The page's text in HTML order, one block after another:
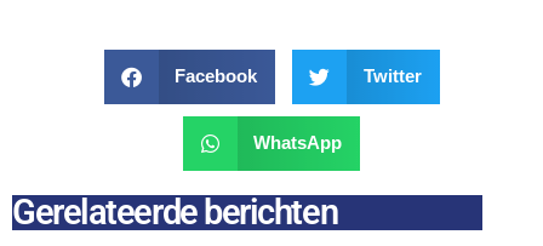
Facebook Twitter
WhatsApp
Gerelateerde berichten